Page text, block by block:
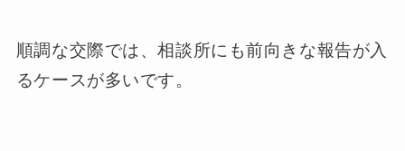
順調な交際では、相談所にも前向きな報告が入
るケースが多いです。